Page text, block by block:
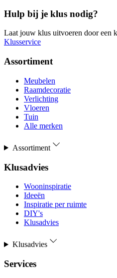
Hulp bij je klus nodig?
Laat jouw klus uitvoeren door een
Klusservice
Assortiment
Meubelen
Raamdecoratie
Verlichting
Vloeren
Tuin
Alle merken
Assortiment
Klusadvies
Wooninspiratie
Ideeën
Inspiratie per ruimte
DIY's
Klusadvies
Klusadvies
Services